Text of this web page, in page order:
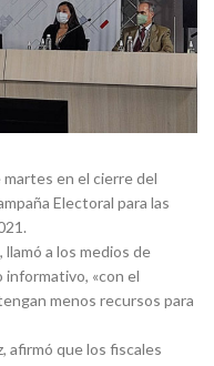
en el cierre del
Electoral para las
llamó a los medios de
informativo, «con el
menos recursos para
afirmó que los fiscales